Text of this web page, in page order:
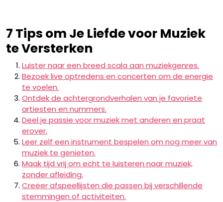
7 Tips om Je Liefde voor Muziek
te Versterken
Luister naar een breed scala aan muziekgenres.
Bezoek live optredens en concerten om de energie
te voelen.
Ontdek de achtergrondverhalen van je favoriete
artiesten en nummers.
Deel je passie voor muziek met anderen en praat
erover.
Leer zelf een instrument bespelen om nog meer van
muziek te genieten.
Maak tijd vrij om echt te luisteren naar muziek,
zonder afleiding.
Creëer afspeellijsten die passen bij verschillende
stemmingen of activiteiten.